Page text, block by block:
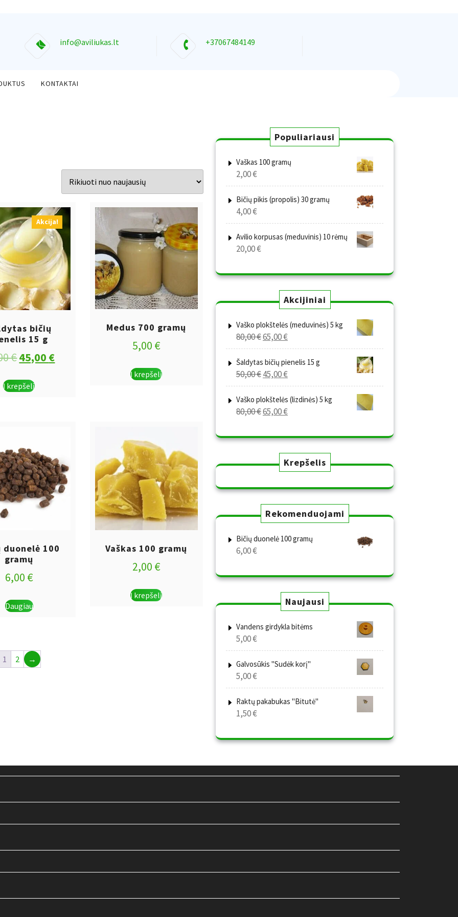
info@aviliukas.lt +37067484149
KONTAKTAI
Akcija!
bičių
15 g
€Original
was:
45,00 €Current
Į krepšelį
Medus 700 gramų
5,00 €
Į krepšelį
duonelė 100
gramų
6,00 €
Daugiau
Vaškas 100 gramų
2,00 €
Į krepšelį
1 2 →
Populiariausi
Vaškas 100 gramų
2,00€
Bičių pikis (propolis) 30 gramų
4,00€
Avilio korpusas (meduvinis) 10 rėmų
20,00€
Akcijiniai
Vaško plokštelės (meduvinės) 5 kg
80,00€Original
price
was:
80,00 €.
65,00€Current
price
is:
65,00 €.
Šaldytas bičių pienelis 15 g
50,00€Original
price
was:
50,00 €.
45,00€Current
price
is:
45,00 €.
Vaško plokštelės (lizdinės) 5 kg
80,00€Original
was:
65,00€Current
is:
Krepšelis
Rekomenduojami
Bičių duonelė 100 gramų
6,00€
Naujausi
Vandens girdykla bitėms
5,00€
Galvosūkis "Sudėk korį"
5,00€
Raktų pakabukas "Bitutė"
1,50€